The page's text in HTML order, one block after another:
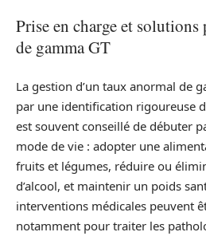
Prise en charge et
de gamma GT
La gestion d’un taux anormal de
par une identification rigoureuse
est souvent conseillé de débuter
mode de vie : adopter une
fruits et légumes, réduire ou
d’alcool, et maintenir un poids
interventions médicales peuvent
notamment pour traiter les